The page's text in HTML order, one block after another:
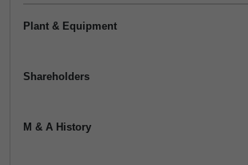
Plant & Equipment
Shareholders
M & A History